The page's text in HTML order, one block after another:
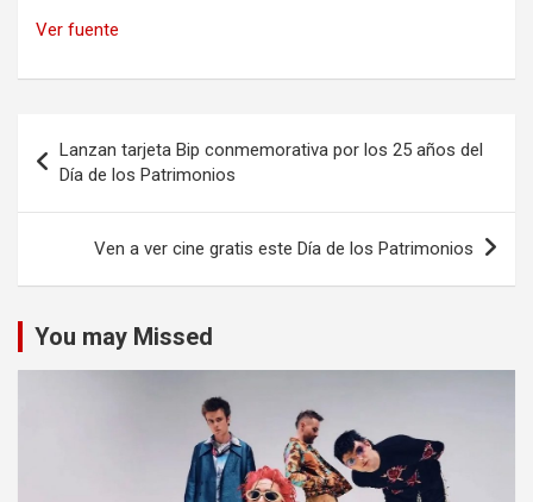
Ver fuente
de
entradas
Lanzan tarjeta Bip conmemorativa por los 25 años del
Día de los Patrimonios
Ven a ver cine gratis este Día de los Patrimonios
You may Missed